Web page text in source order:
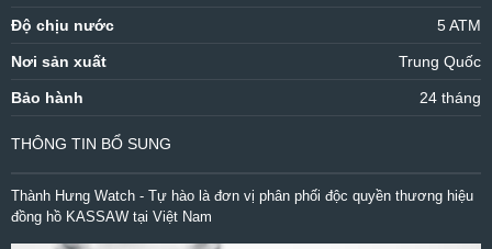
Độ chịu nước 5 ATM
Nơi sản xuất Trung Quốc
Bảo hành 24 tháng
THÔNG TIN BỔ SUNG
Thành Hưng Watch - Tự hào là đơn vị phân phối độc quyền thương hiệu
đồng hồ KASSAW tại Việt Nam